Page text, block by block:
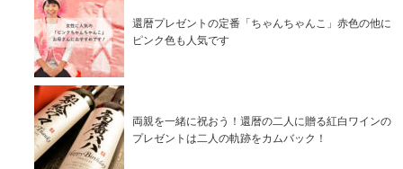
還暦プレゼントの定番「ちゃんちゃんこ」赤色の他に
ピンク色も人気です
両親を一緒に祝おう！還暦の二人に贈る紅白ワインの
プレゼントは二人の軌跡をカムバック！